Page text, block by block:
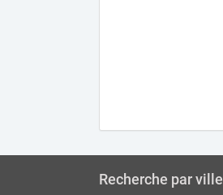
Recherche par ville